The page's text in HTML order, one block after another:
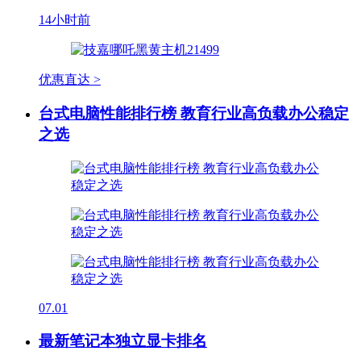
14小时前
优惠直达 >
台式电脑性能排行榜 教育行业高负载办公稳定
之选
07.01
最新笔记本独立显卡排名